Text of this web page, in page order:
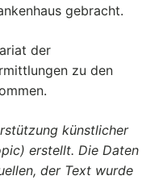
gebracht.
der
zu den
künstlicher
erstellt. Die Daten
der Text wurde